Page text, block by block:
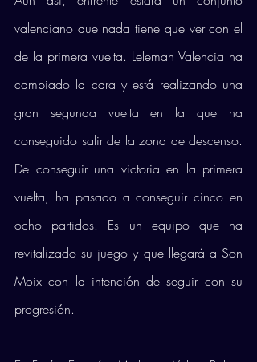
valenciano que nada tiene que ver con el
de la primera vuelta. Leleman Valencia ha
cambiado la cara y está realizando una
gran segunda vuelta en la que ha
conseguido salir de la zona de descenso.
De conseguir una victoria en la primera
vuelta, ha pasado a conseguir cinco en
ocho partidos. Es un equipo que ha
revitalizado su juego y que llegará a Son
Moix con la intención de seguir con su
progresión.